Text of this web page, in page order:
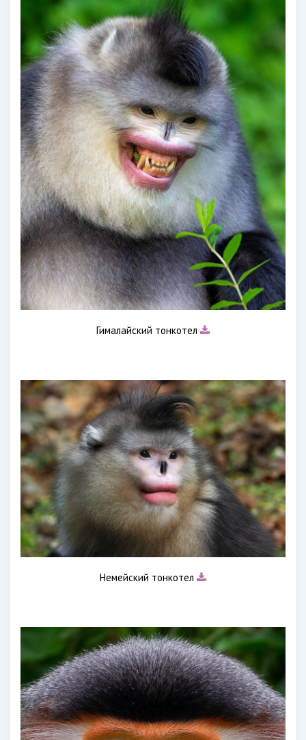
Гималайский тонкотел
Немейский тонкотел